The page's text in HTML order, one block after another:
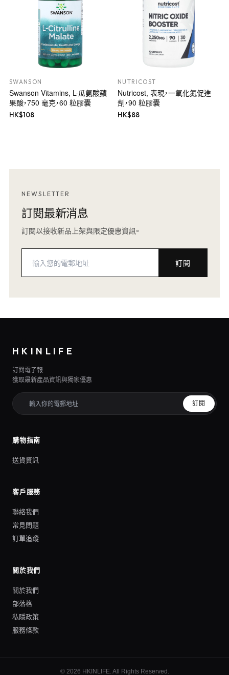
SWANSON
Swanson Vitamins, L-瓜氨酸蘋
果酸，750 毫克，60 粒膠囊
HK$108
NUTRICOST
Nutricost, 表現，一氧化氮促進
劑，90 粒膠囊
HK$88
NEWSLETTER
訂閱最新消息
訂閱以接收新品上架與限定優惠資訊。
訂閱
HKINLIFE
訂閱電子報
獲取最新產品資訊與獨家優惠
訂閱
購物指南
送貨資訊
客戶服務
聯絡我們
常見問題
訂單追蹤
關於我們
關於我們
部落格
私隱政策
服務條款
© 2026 HKINLIFE. All Rights Reserved.